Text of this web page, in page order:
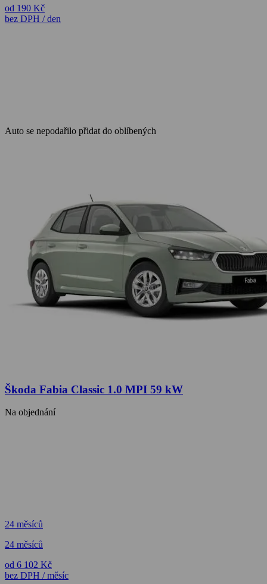
od 190 Kč
bez DPH / den
Auto se nepodařilo přidat do oblíbených
Škoda Fabia Classic 1.0 MPI 59 kW
Na objednání
24 měsíců
24 měsíců
od 6 102 Kč
bez DPH / měsíc